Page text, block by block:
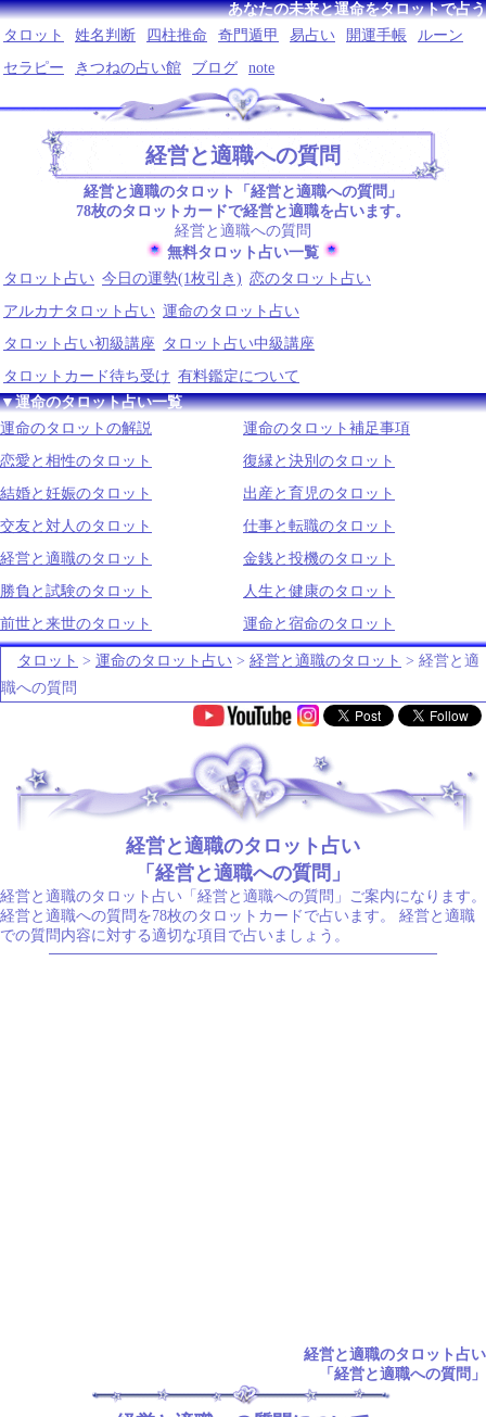
あなたの未来と運命をタロットで占う
タロット
姓名判断 四柱推命 奇門遁甲 易占い 開運手帳
ルーン
セラピー
きつねの占い館 ブログ note
経営と適職への質問
経営と適職のタロット「経営と適職への質問」
78枚のタロットカードで経営と適職を占います。
経営と適職への質問
無料タロット占い一覧
タロット占い 今日の運勢(1枚引き) 恋のタロット占い
アルカナタロット占い 運命のタロット占い
タロット占い初級講座
タロット占い中級講座
タロットカード待ち受け 有料鑑定について
▼運命のタロット占い一覧
運命のタロットの解説
運命のタロット補足事項
恋愛と相性のタロット
復縁と決別のタロット
結婚と妊娠のタロット
出産と育児のタロット
交友と対人のタロット
仕事と転職のタロット
経営と適職のタロット
金銭と投機のタロット
勝負と試験のタロット
人生と健康のタロット
前世と来世のタロット
運命と宿命のタロット
タロット > 運命のタロット占い > 経営と適職のタロット > 経営と適
職への質問
.
経営と適職のタロット占い
「経営と適職への質問」
経営と適職のタロット占い「経営と適職への質問」ご案内になります。
経営と適職への質問を78枚のタロットカードで占います。 経営と適職
での質問内容に対する適切な項目で占いましょう。
経営と適職のタロット占い
「経営と適職への質問」